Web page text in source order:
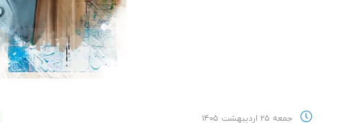
جمعه ۲۵ اردیبهشت ۱۴۰۵